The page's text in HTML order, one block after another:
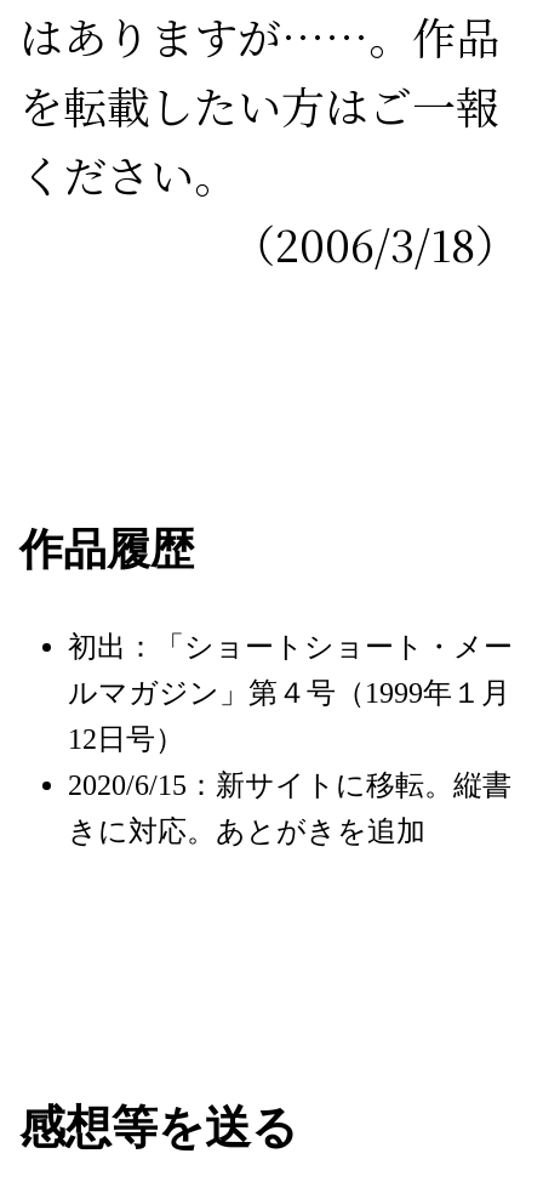
はありますが……。作品
を転載したい方はご一報
ください。
（2006/3/18）
作品履歴
初出：「ショートショート・メー
ルマガジン」第４号（1999年１月
12 日号）
2020/6/15：新サイトに移転。縦書
きに対応。あとがきを追加
感想等を送る